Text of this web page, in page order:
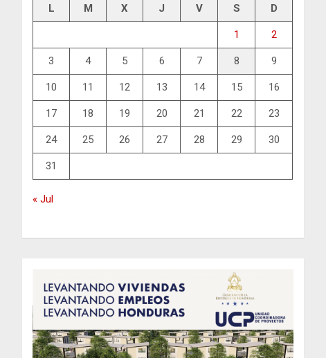
L M X J V S D
1 2
3 4 5 6 7 8 9
10 11 12 13 14 15 16
17 18 19 20 21 22 23
24 25 26 27 28 29 30
31
« Jul